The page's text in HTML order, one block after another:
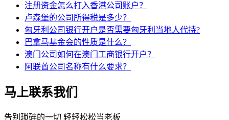
注册资金怎么打入香港公司账户？
卢森堡的公司所得税是多少？
匈牙利公司银行开户是否需要匈牙利当地人代持?
巴拿马基金会的性质是什么？
澳门公司如何在澳门工商银行开户？
阿联酋公司名称有什么要求？
马上联系我们
告别琐碎的一切 轻轻松松当老板